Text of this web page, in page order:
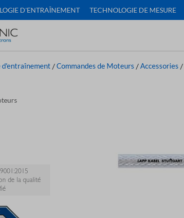
D'ENTRAÎNEMENT TECHNOLOGIE DE MESURE
d'entraînement /Commandes de Moteurs /Accessories /
de la qualité